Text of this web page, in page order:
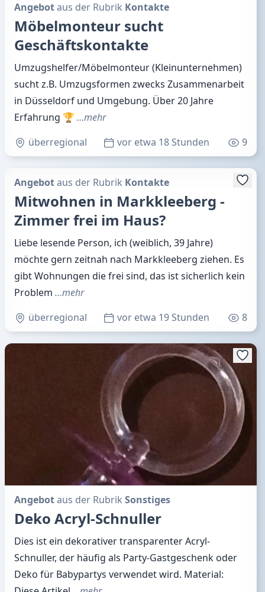
Angebotaus der Rubrik Kontakte
Möbelmonteur sucht
Geschäftskontakte
Umzugshelfer/Möbelmonteur (Kleinunternehmen)
sucht z.B. Umzugsformen zwecks Zusammenarbeit
in Düsseldorf und Umgebung. Über 20 Jahre
Erfahrung 🏆 …mehr
überregional
vor etwa 18 Stunden 9
Angebotaus der Rubrik Kontakte
Mitwohnen in Markkleeberg -
Zimmer frei im Haus?
Liebe lesende Person, ich (weiblich, 39 Jahre)
möchte gern zeitnah nach Markkleeberg ziehen. Es
gibt Wohnungen die frei sind, das ist sicherlich kein
Problem …mehr
überregional
vor etwa 19 Stunden 8
Angebotaus der Rubrik Sonstiges
Deko Acryl-Schnuller
Dies ist ein dekorativer transparenter Acryl-
Schnuller, der häufig als Party-Gastgeschenk oder
Deko für Babypartys verwendet wird. Material: